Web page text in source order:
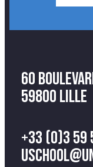
60
59800 Lille
+33 (0)3 59